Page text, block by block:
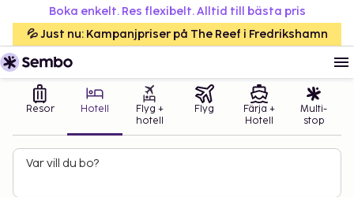
Boka enkelt. Res flexibelt. Alltid till bästa pris
💦 Just nu: Kampanjpriser på The Reef i Fredrikshamn
Resor Hotell
Flyg +
hotell
Flyg
Färja +
Hotell
Multi-
stop
Var vill du bo?